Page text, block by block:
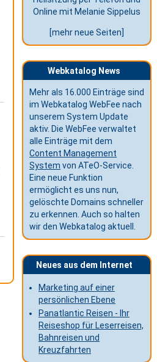
Online mit Melanie Sippelus
[mehr neue Seiten]
Webkatalog News
Mehr als 16.000 Einträge sind
im Webkatalog WebFee nach
unserem System Update
aktiv. Die WebFee verwaltet
alle Einträge mit dem
Content Management
System von ATeO-Service.
Eine neue Funktion
ermöglicht es uns nun,
gelöschte Domains schneller
zu erkennen. Auch so halten
wir den Webkatalog aktuell.
Neues aus dem Internet
Marketing auf einer
persönlichen Ebene
Panatlantic Reisen - Ihr
Reiseshop für Leserreisen,
Bahnreisen und
Kreuzfahrten